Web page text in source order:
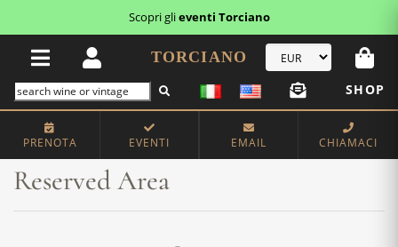
Scopri glieventi Torciano
TORCIANO
SHOP
PRENOTA EVENTI EMAIL CHIAMACI
Home Reserved Area
Reserved Area